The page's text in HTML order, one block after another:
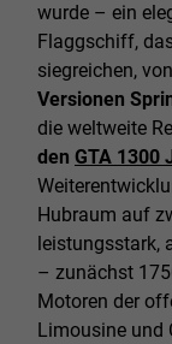
wurde – ein
Flaggschiff,
siegreichen,
Versionen
die weltweite
den GTA 1300
Hubraum auf
leistungsstark,
– zunächst
Motoren der
Limousine und